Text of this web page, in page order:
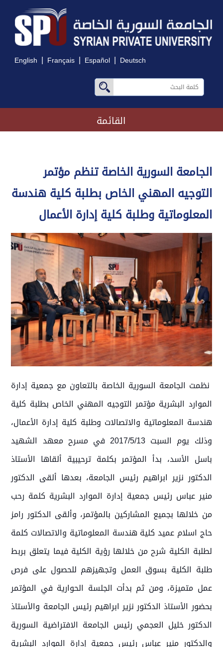
English | Français | Español | Deutsch
القائمة
الجامعة السورية الخاصة تنظم مؤتمر
التوجيه المهني الخاص بطلبة كلية هندسة
المعلوماتية وطلبة كلية إدارة الأعمال
نظمت الجامعة السورية الخاصة بالتعاون مع جمعية إدارة
الموارد البشرية مؤتمر التوجيه المهني الخاص بطلبة كلية
هندسة المعلوماتية والاتصالات وطلبة كلية إدارة الأعمال،
وذلك يوم السبت 2017/5/13 في مسرح معهد الشهيد
باسل الأسد، بدأ المؤتمر بكلمة ترحيبية ألقاها الأستاذ
الدكتور نزير ابراهيم رئيس الجامعة، بعدها ألقى الدكتور
منير عباس رئيس جمعية إدارة الموارد البشرية كلمة رحب
من خلالها بجميع المشاركين بالمؤتمر، وألقى الدكتور رامز
حاج اسلام عميد كلية هندسة المعلوماتية والاتصالات كلمة
لطلبة الكلية شرح من خلالها رؤية الكلية فيما يتعلق بربط
طلبة الكلية بسوق العمل وتجهيزهم للحصول على فرص
عمل متميزة، ومن ثم بدأت الجلسة الحوارية في المؤتمر
بحضور الأستاذ الدكتور نزير ابراهيم رئيس الجامعة والأستاذ
الدكتور خليل العجمي رئيس الجامعة الافتراضية السورية
والدكتور منير عباس رئيس جمعية إدارة الموارد البشرية